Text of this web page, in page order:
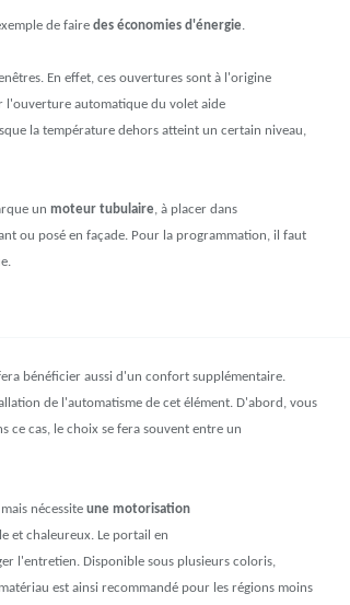
de faire des économies d'énergie.
En effet, ces ouvertures sont à l'origine
l'ouverture automatique du volet aide
la température dehors atteint un certain niveau,
un moteur tubulaire, à placer dans
ou posé en façade. Pour la programmation, il faut
bénéficier aussi d'un confort supplémentaire.
de l'automatisme de cet élément. D'abord, vous
ce cas, le choix se fera souvent entre un
nécessite une motorisation
et chaleureux. Le portail en
l'entretien. Disponible sous plusieurs coloris,
est ainsi recommandé pour les régions moins